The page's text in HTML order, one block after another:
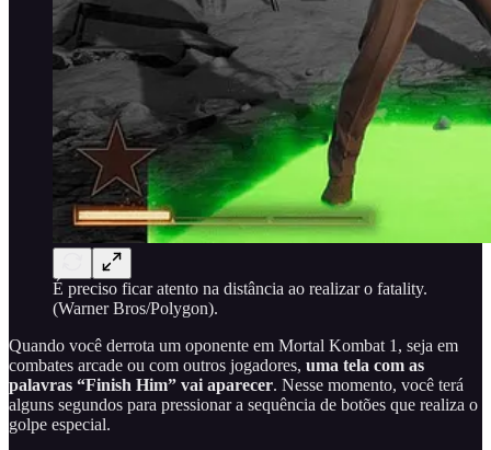
É preciso ficar atento na distância ao realizar o fatality.
(Warner Bros/Polygon).
Quando você derrota um oponente em Mortal Kombat 1, seja em
combates arcade ou com outros jogadores, uma tela com as
palavras “Finish Him” vai aparecer. Nesse momento, você terá
alguns segundos para pressionar a sequência de botões que realiza o
golpe especial.